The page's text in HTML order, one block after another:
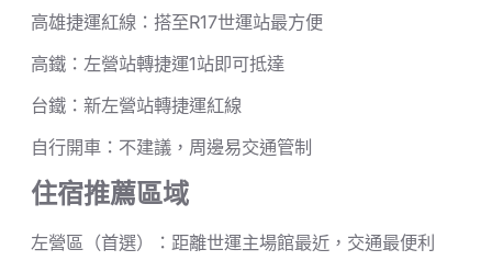
高雄捷運紅線：搭至R17世運站最方便
高鐵：左營站轉捷運1站即可抵達
台鐵：新左營站轉捷運紅線
自行開車：不建議，周邊易交通管制
住宿推薦區域
左營區（首選）：距離世運主場館最近，交通最便利